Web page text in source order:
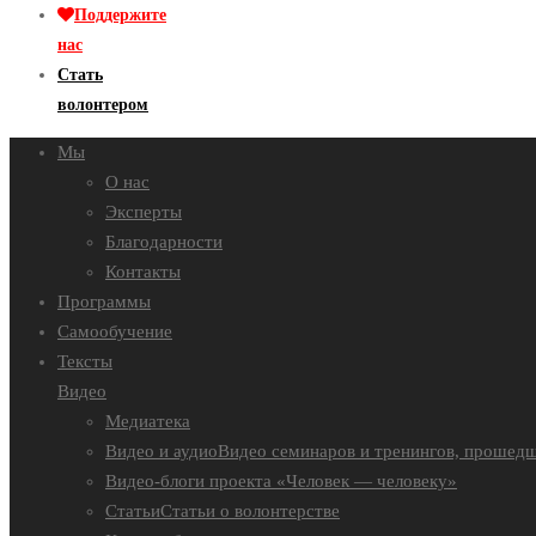
Поддержите
нас
Стать
волонтером
Мы
О нас
Эксперты
Благодарности
Контакты
Программы
Самообучение
Тексты
Видео
Медиатека
Видео и аудиоВидео семинаров и тренингов,
Видео-блоги проекта «Человек — человеку»
СтатьиСтатьи о волонтерстве